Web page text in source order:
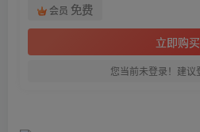
会员 免费
立即购买
您当前未登录！建